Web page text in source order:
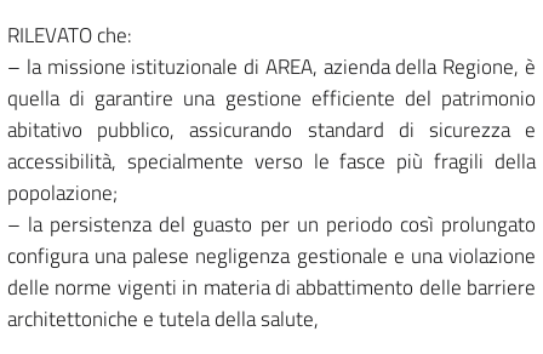
RILEVATO che:
– la missione istituzionale di AREA, azienda della Regione, è
quella di garantire una gestione efficiente del patrimonio
abitativo pubblico, assicurando standard di sicurezza e
accessibilità, specialmente verso le fasce più fragili della
popolazione;
– la persistenza del guasto per un periodo così prolungato
configura una palese negligenza gestionale e una violazione
delle norme vigenti in materia di abbattimento delle barriere
architettoniche e tutela della salute,